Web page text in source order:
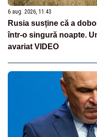
6 aug. 2026, 11:43
Rusia susține că a
într-o singură noapte.
avariat VIDEO